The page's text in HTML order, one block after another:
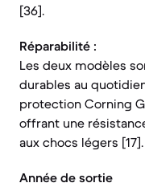
[36].
Réparabilité :
Les deux modèles
durables au
protection Corning
offrant une
aux chocs légers [17].
Année de sortie